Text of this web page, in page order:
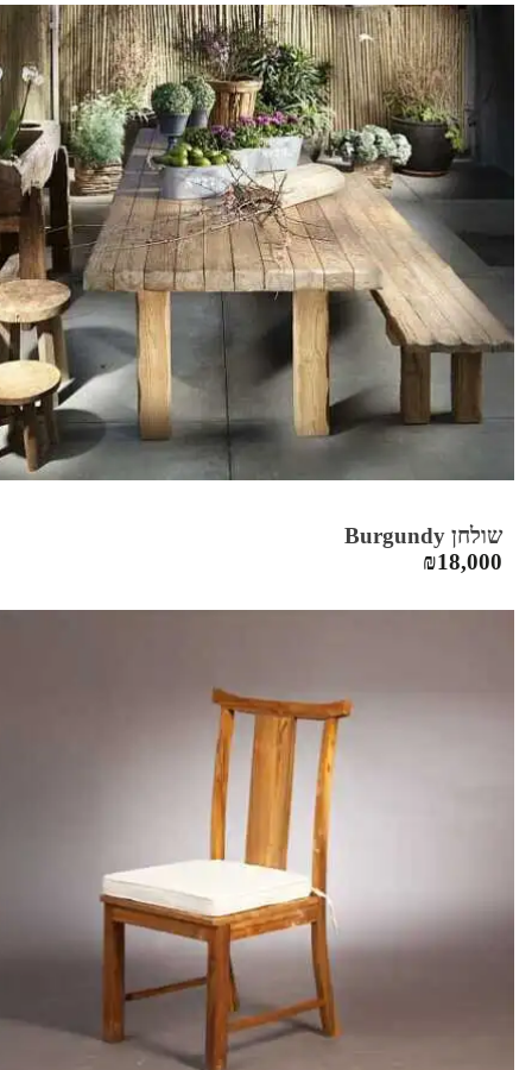
שולחן Burgundy
₪18,000